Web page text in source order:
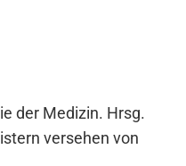
der Medi­zin. Hrsg.
ver­se­hen von